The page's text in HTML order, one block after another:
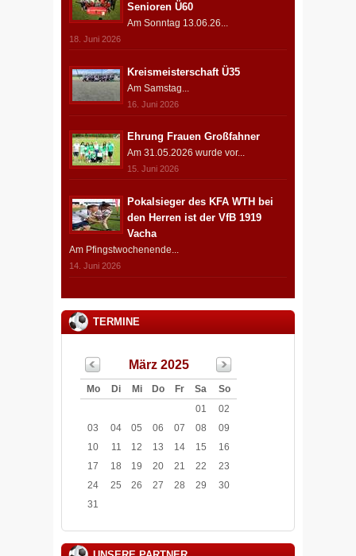
Senioren Ü60
Am Sonntag 13.06.26...
18. Juni 2026
Kreismeisterschaft Ü35
Am Samstag...
16. Juni 2026
Ehrung Frauen Großfahner
Am 31.05.2026 wurde vor...
15. Juni 2026
Pokalsieger des KFA WTH bei
den Herren ist der VfB 1919
Vacha
Am Pfingstwochenende...
14. Juni 2026
TERMINE
März 2025
Mo Di Mi Do Fr Sa
So
01
02
03
04 05 06 07 08
09
10
11 12 13 14 15
16
17
18 19 20 21 22
23
24
25 26 27 28 29
30
31